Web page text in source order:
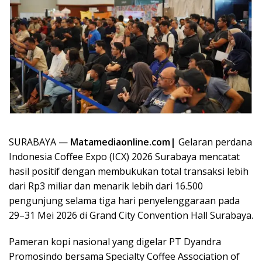
SURABAYA — Matamediaonline.com| Gelaran perdana
Indonesia Coffee Expo (ICX) 2026 Surabaya mencatat
hasil positif dengan membukukan total transaksi lebih
dari Rp3 miliar dan menarik lebih dari 16.500
pengunjung selama tiga hari penyelenggaraan pada
29–31 Mei 2026 di Grand City Convention Hall Surabaya.
Pameran kopi nasional yang digelar PT Dyandra
Promosindo bersama Specialty Coffee Association of